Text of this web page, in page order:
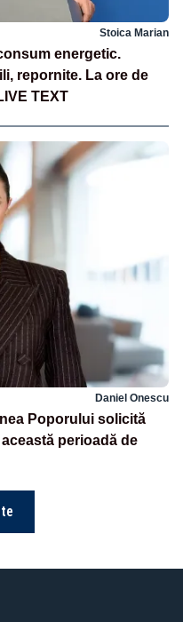
Stoica Marian
energetic.
repornite. La ore de
TEXT
Daniel Onescu
Poporului solicită
perioadă de